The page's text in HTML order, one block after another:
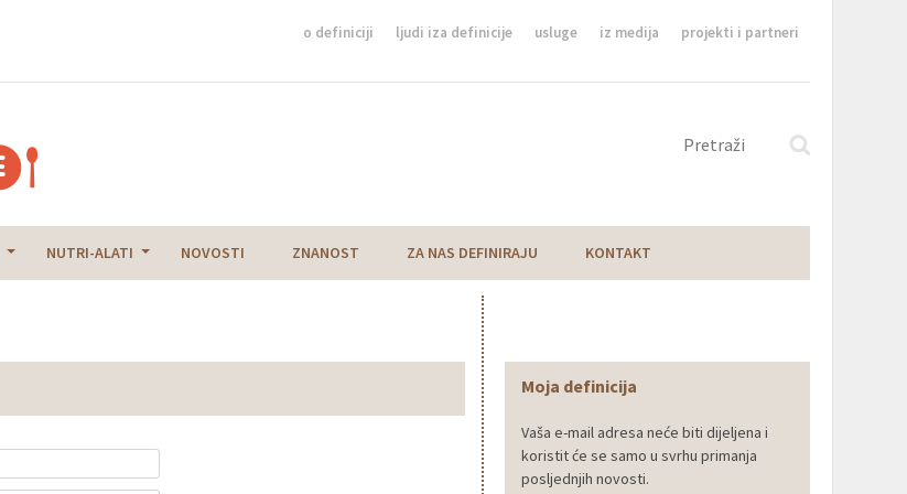
o definiciji ljudi iza definicije usluge iz medija projekti i partneri
NUTRI-ALATI NOVOSTI ZNANOST ZA NAS DEFINIRAJU KONTAKT
Moja definicija
Vaša e-mail adresa neće biti dijeljena i
koristit će se samo u svrhu primanja
posljednjih novosti.